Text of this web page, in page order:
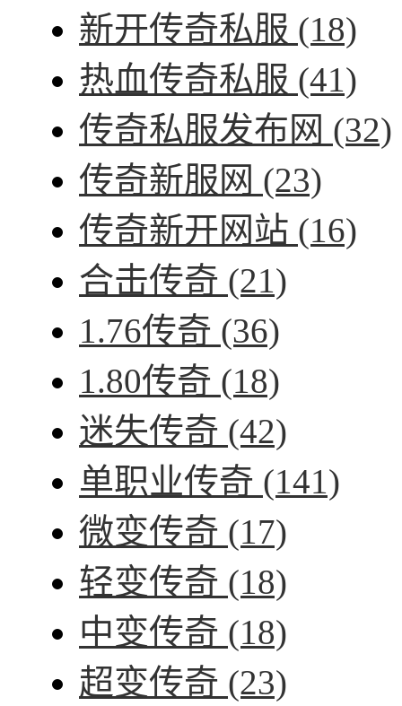
新开传奇私服 (18)
热血传奇私服 (41)
传奇私服发布网 (32)
传奇新服网 (23)
传奇新开网站 (16)
合击传奇 (21)
1.76传奇 (36)
1.80传奇 (18)
迷失传奇 (42)
单职业传奇 (141)
微变传奇 (17)
轻变传奇 (18)
中变传奇 (18)
超变传奇 (23)